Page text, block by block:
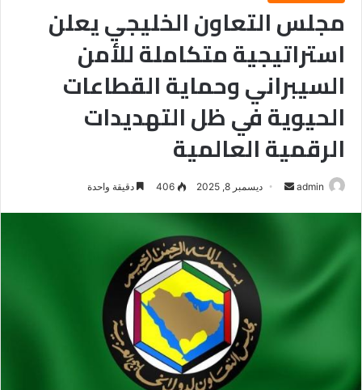
مجلس التعاون الخليجي يعلن
استراتيجية متكاملة للأمن
السيبراني وحماية القطاعات
الحيوية في ظل التهديدات
الرقمية العالمية
admin
أرسل ديسمبر 8, 2025 406 دقيقة واحدة